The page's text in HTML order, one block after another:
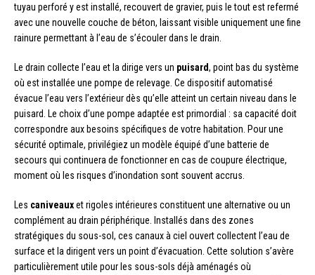
tuyau perforé y est installé, recouvert de gravier, puis le tout est refermé
avec une nouvelle couche de béton, laissant visible uniquement une fine
rainure permettant à l’eau de s’écouler dans le drain.
Le drain collecte l’eau et la dirige vers un puisard, point bas du système
où est installée une pompe de relevage. Ce dispositif automatisé
évacue l’eau vers l’extérieur dès qu’elle atteint un certain niveau dans le
puisard. Le choix d’une pompe adaptée est primordial : sa capacité doit
correspondre aux besoins spécifiques de votre habitation. Pour une
sécurité optimale, privilégiez un modèle équipé d’une batterie de
secours qui continuera de fonctionner en cas de coupure électrique,
moment où les risques d’inondation sont souvent accrus.
Les caniveauxet rigoles intérieures constituent une alternative ou un
complément au drain périphérique. Installés dans des zones
stratégiques du sous-sol, ces canaux à ciel ouvert collectent l’eau de
surface et la dirigent vers un point d’évacuation. Cette solution s’avère
particulièrement utile pour les sous-sols déjà aménagés où